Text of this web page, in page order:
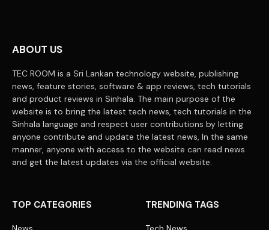
ABOUT US
TEC ROOM is a Sri Lankan technology website, publishing
news, feature stories, software & app reviews, tech tutorials
and product reviews in Sinhala. The main purpose of the
website is to bring the latest tech news, tech tutorials in the
Sinhala language and respect user contributions by letting
anyone contribute and update the latest news, In the same
manner, anyone with access to the website can read news
and get the latest updates via the official website.
TOP CATEGORIES TRENDING TAGS